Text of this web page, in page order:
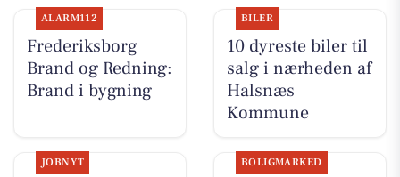
ALARM112
Frederiksborg
Brand og Redning:
Brand i bygning
BILER
10 dyreste biler til
salg i nærheden af
Halsnæs
Kommune
JOBNYT BOLIGMARKED